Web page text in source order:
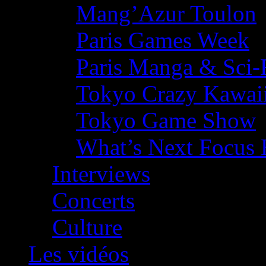
Mang’Azur Toulon
Paris Games Week
Paris Manga &
Tokyo Crazy
Tokyo Game Show
What’s Next
Interviews
Concerts
Culture
Les vidéos